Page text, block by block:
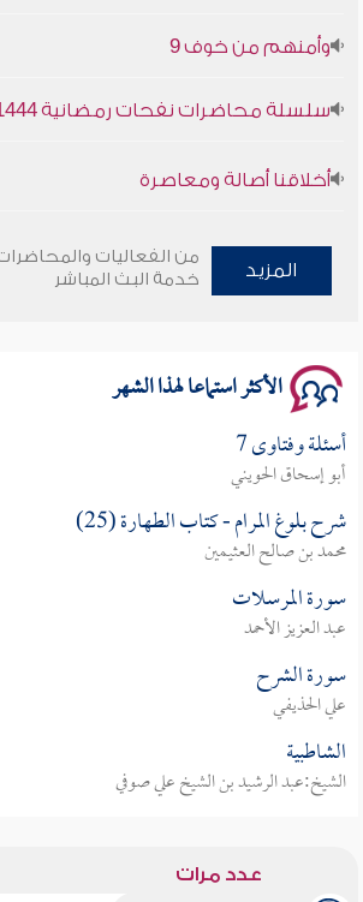
وأمنهم من خوف 9
أخلاقنا أصالة ومعاصرة
سلسلة محاضرات نفحات رمضانية 1444هـ
المزيد
من الفعاليات
خدمة البث المباشر
الأكثر استماعا لهذا الشهر
أسئلة وفتاوى 7
أبو إسحاق الحويني
شرح بلوغ المرام - كتاب الطهارة (25)
محمد بن صالح العثيمين
سورة المرسلات
عبد العزيز الأحمد
سورة الشرح
علي الحذيفي
الشاطبية
الشيخ:عبد الرشيد بن الشيخ علي صوفي
عدد مرات